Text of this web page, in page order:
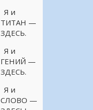
Я и
ТИТАН —
ЗДЕСЬ.
Я и
ГЕНИЙ —
ЗДЕСЬ.
Я и
СЛОВО —